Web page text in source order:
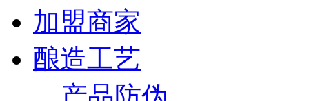
加盟商家
酿造工艺